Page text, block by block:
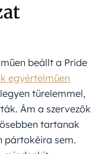
beállt a Pride
egyértelműen
türelemmel,
Ám a szervezők
tartanak
pártokéira sem.